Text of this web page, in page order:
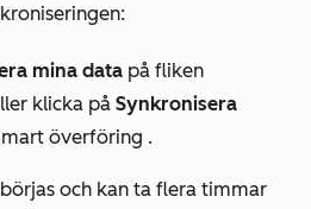
mina data på fliken
klicka på Synkronisera
överföring .
och kan ta flera timmar